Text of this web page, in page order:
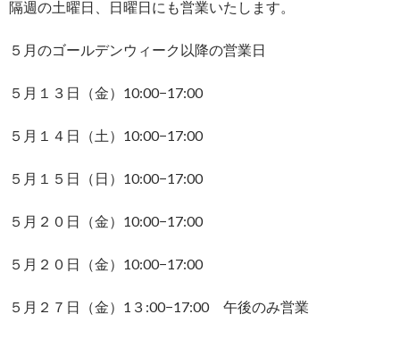
隔週の土曜日、日曜日にも営業いたします。
５月のゴールデンウィーク以降の営業日
５月１３日（金）10:00−17:00
５月１４日（土）10:00−17:00
５月１５日（日）10:00−17:00
５月２０日（金）10:00−17:00
５月２０日（金）10:00−17:00
５月２７日（金）1３:00−17:00 午後のみ営業